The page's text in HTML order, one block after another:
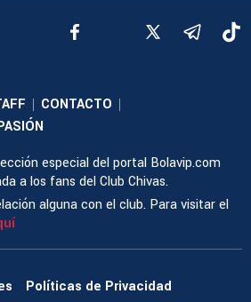
| CONTACTO |
especial del portal Bolavip.com
a los fans del Club Chivas.
alguna con el club. Para visitar el
Políticas de Privacidad